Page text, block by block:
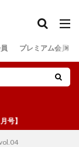
プレミアム会員